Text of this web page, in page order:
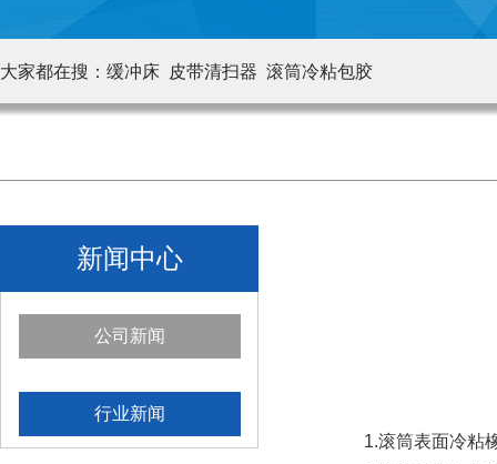
大家都在搜： 缓冲床 皮带清扫器 滚筒冷粘包胶
新闻中心
公司新闻
行业新闻
1.滚筒表面冷粘橡